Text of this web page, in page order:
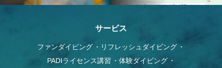
サービス
ファンダイビング
リフレッシュダイビング
PADIライセンス講習
体験ダイビング